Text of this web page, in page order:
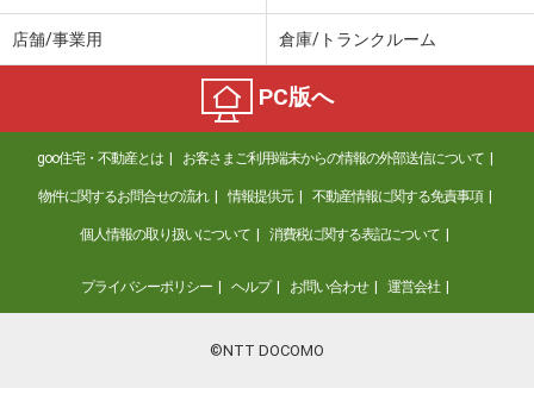
店舗/事業用 倉庫/トランクルーム
PC版へ
goo住宅・不動産とは お客さまご利用端末からの情報の外部送信について
物件に関するお問合せの流れ 情報提供元 不動産情報に関する免責事項
個人情報の取り扱いについて 消費税に関する表記について
プライバシーポリシー ヘルプ お問い合わせ 運営会社
©NTT DOCOMO